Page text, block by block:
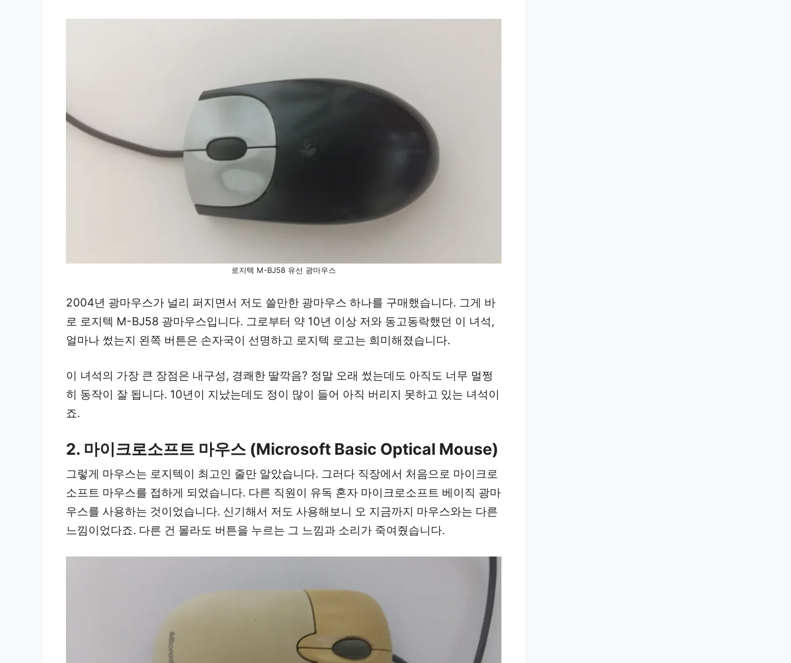
로지텍 M-BJ58 유선 광마우스
2004년 광마우스가 널리 퍼지면서 저도 쓸만한 광마우스 하나를 구매했습니다. 그게 바
로 로지텍 M-BJ58 광마우스입니다. 그로부터 약 10년 이상 저와 동고동락했던 이 녀석,
얼마나 썼는지 왼쪽 버튼은 손자국이 선명하고 로지텍 로고는 희미해졌습니다.
이 녀석의 가장 큰 장점은 내구성, 경쾌한 딸깍음? 정말 오래 썼는데도 아직도 너무 멀쩡
히 동작이 잘 됩니다. 10년이 지났는데도 정이 많이 들어 아직 버리지 못하고 있는 녀석이
죠.
2. 마이크로소프트 마우스 (Microsoft Basic Optical Mouse)
그렇게 마우스는 로지텍이 최고인 줄만 알았습니다. 그러다 직장에서 처음으로 마이크로
소프트 마우스를 접하게 되었습니다. 다른 직원이 유독 혼자 마이크로소프트 베이직 광마
우스를 사용하는 것이었습니다. 신기해서 저도 사용해보니 오 지금까지 마우스와는 다른
느낌이었다죠. 다른 건 몰라도 버튼을 누르는 그 느낌과 소리가 죽여줬습니다.